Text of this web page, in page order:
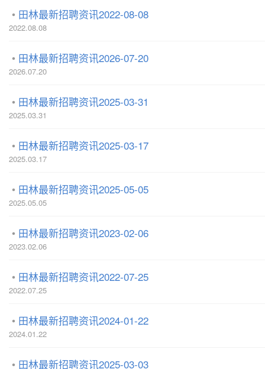
田林最新招聘资讯2022-08-08
2022.08.08
田林最新招聘资讯2026-07-20
2026.07.20
田林最新招聘资讯2025-03-31
2025.03.31
田林最新招聘资讯2025-03-17
2025.03.17
田林最新招聘资讯2025-05-05
2025.05.05
田林最新招聘资讯2023-02-06
2023.02.06
田林最新招聘资讯2022-07-25
2022.07.25
田林最新招聘资讯2024-01-22
2024.01.22
田林最新招聘资讯2025-03-03